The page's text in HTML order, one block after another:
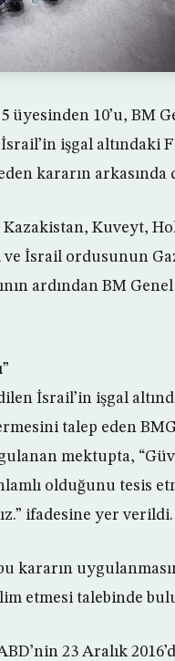
10’u, BM
işgal altındaki
kararın arkasında
Kuveyt,
İsrail ordusunun
ardından BM
İsrail’in işgal
talep eden
mektupta,
olduğunu tesis
ifadesine yer verildi.
kararın
etmesi talebinde
23 Aralık